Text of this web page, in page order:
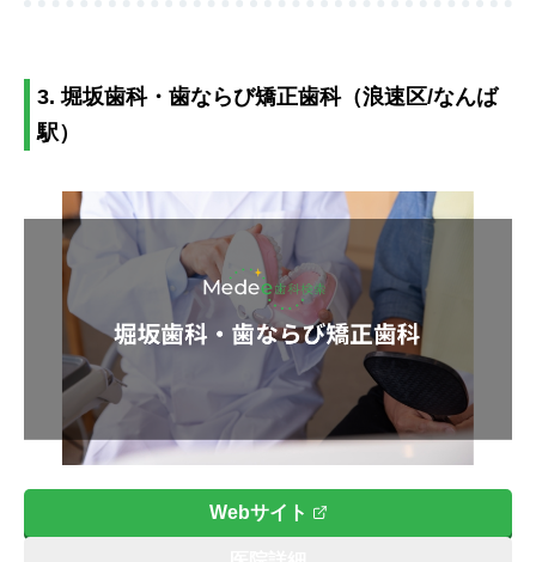
3. 堀坂歯科・歯ならび矯正歯科（浪速区/なんば
駅）
Webサイト